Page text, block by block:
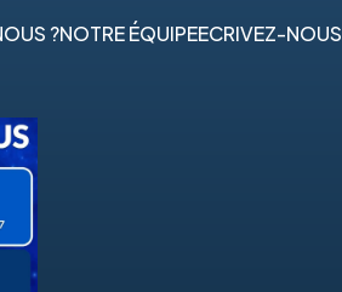
?NOTRE ÉQUIPEECRIVEZ-NOUS